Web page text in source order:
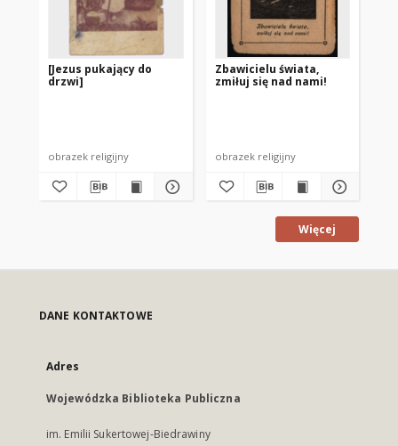
[Jezus pukający do
drzwi]
obrazek religijny
Zbawicielu świata,
zmiłuj się nad nami!
obrazek religijny
Więcej
DANE KONTAKTOWE
Adres
Wojewódzka Biblioteka Publiczna
im. Emilii Sukertowej-Biedrawiny